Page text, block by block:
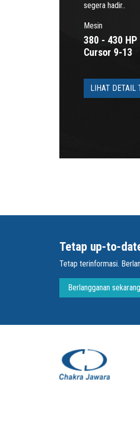
segera hadir..
Mesin
380 - 430 HP
Cursor 9-13
LIHAT DETAIL
Tetap up-to-
Tetap terinformasi.
Berlangganan sekarang